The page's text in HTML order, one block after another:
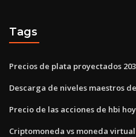
Tags
Precios de plata proyectados
Descarga de niveles maestros
Precio de las acciones de hbi hoy
Criptomoneda vs moneda virtual